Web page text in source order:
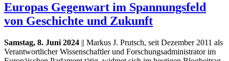
Europas Gegenwart im Spannungsfeld
von Geschichte und Zukunft
Samstag, 8. Juni 2024 || Markus J. Prutsch, seit Dezember 2011 als
Verantwortlicher Wissenschaftler und Forschungsadministrator im